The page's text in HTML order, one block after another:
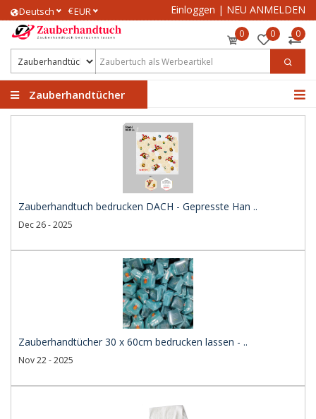
Deutsch €EUR Einloggen | NEU ANMELDEN
0 0 0
Zauberhandtücher
Zauberhandtuch bedrucken DACH - Gepresste Han ..
Dec 26 - 2025
Zauberhandtücher 30 x 60cm bedrucken lassen - ..
Nov 22 - 2025